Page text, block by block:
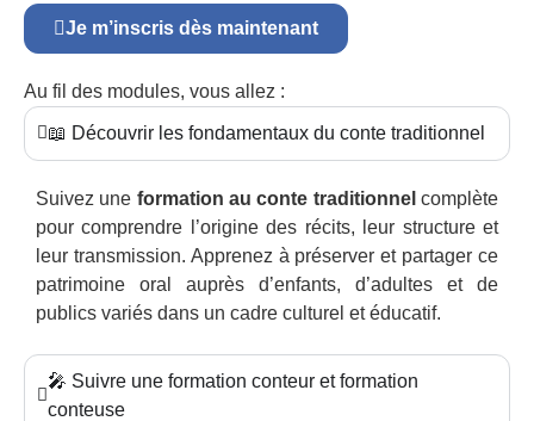
Je m’inscris dès maintenant
Au fil des modules, vous allez :
📖 Découvrir les fondamentaux du conte traditionnel
Suivez une formation au conte traditionnel complète
pour comprendre l’origine des récits, leur structure et
leur transmission. Apprenez à préserver et partager ce
patrimoine oral auprès d’enfants, d’adultes et de
publics variés dans un cadre culturel et éducatif.
🎤 Suivre une formation conteur et formation
conteuse